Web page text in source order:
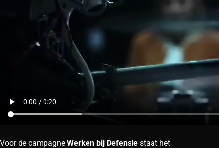
Voor de campagne Werken bij Defensie staat het